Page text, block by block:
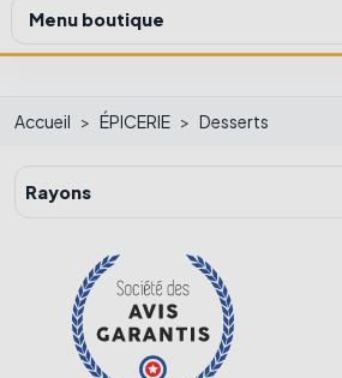
Menu boutique
Accueil ÉPICERIE Desserts